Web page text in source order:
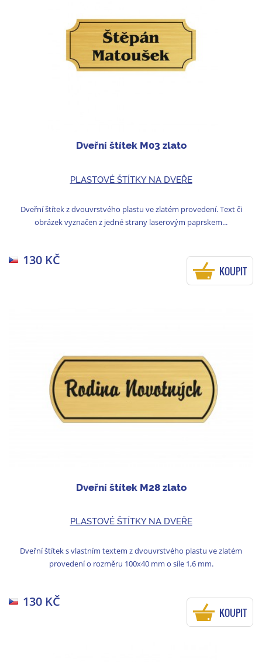
Dveřní štítek M03 zlato
PLASTOVÉ ŠTÍTKY NA DVEŘE
Dveřní štítek z dvouvrstvého plastu ve zlatém provedení. Text či
obrázek vyznačen z jedné strany laserovým paprskem...
130 KČ
KOUPIT
Dveřní štítek M28 zlato
PLASTOVÉ ŠTÍTKY NA DVEŘE
Dveřní štítek s vlastním textem z dvouvrstvého plastu ve zlatém
provedení o rozměru 100x40 mm o síle 1,6 mm.
130 KČ
KOUPIT